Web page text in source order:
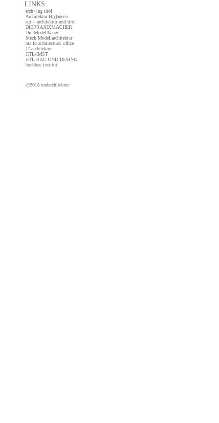
LINKS
arch+ing tirol
Architektur B[r]auerei
aut – architektur und tirol
DIEPRAXIXMACHER
Die Modellbauer
Steck Modellarchitektur
ma.lo architectural office
U1architektur
HTL-IMST
HTL BAU UND DESING
hochbau institut
@2018 undarchitektur